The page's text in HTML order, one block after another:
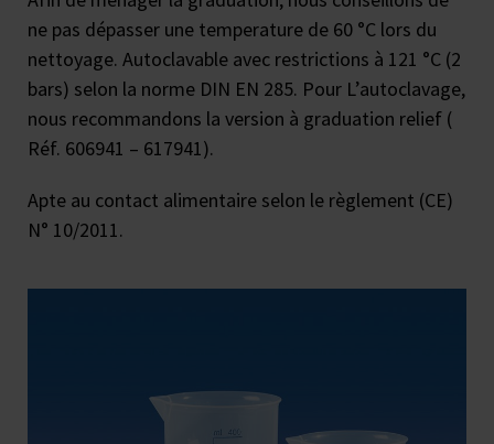
ne pas dépasser une temperature de 60 °C lors du
nettoyage. Autoclavable avec restrictions à 121 °C (2
bars) selon la norme DIN EN 285. Pour L’autoclavage,
nous recommandons la version à graduation relief (
Réf. 606941 – 617941).
Apte au contact alimentaire selon le règlement (CE)
N° 10/2011.